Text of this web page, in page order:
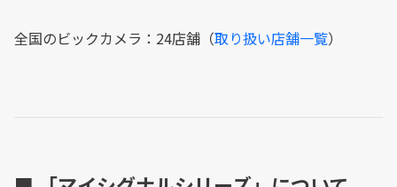
全国のビックカメラ：24店舗（取り扱い店舗一覧）